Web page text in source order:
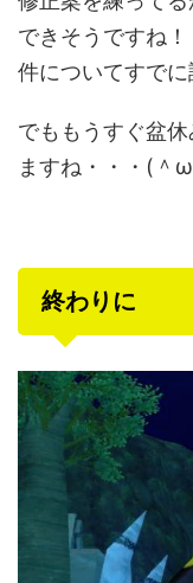
できそうですね
件についてすでに
でももうすぐ盆
ますね・・・(＾
終わりに